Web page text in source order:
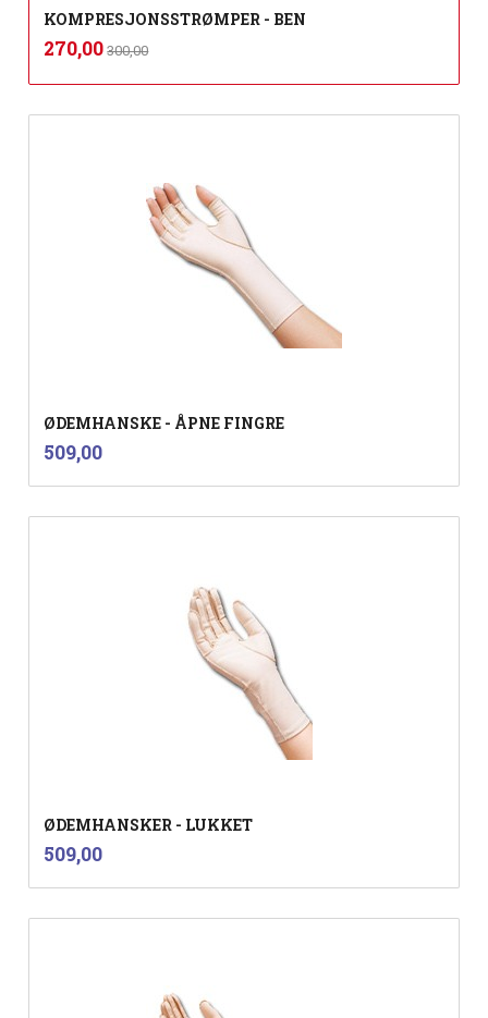
KOMPRESJONSSTRØMPER - BEN
Tilbud
270,00 300,00mva.
ØDEMHANSKE - ÅPNE FINGRE
Pris
509,00
ØDEMHANSKER - LUKKET
Pris
509,00